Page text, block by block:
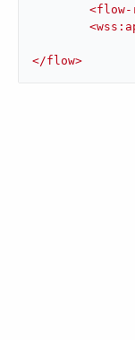
<
<
</flow>